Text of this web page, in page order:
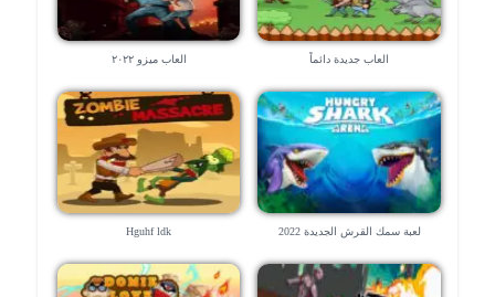
العاب جديدة دائماً العاب ميزو ٢٠٢٢
لعبة سمك القرش الجديدة 2022 Hguhf ldk